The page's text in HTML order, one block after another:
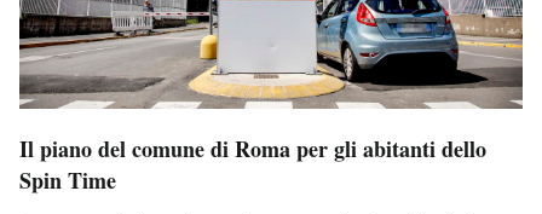
Il piano del comune di Roma per gli abitanti dello
Spin Time